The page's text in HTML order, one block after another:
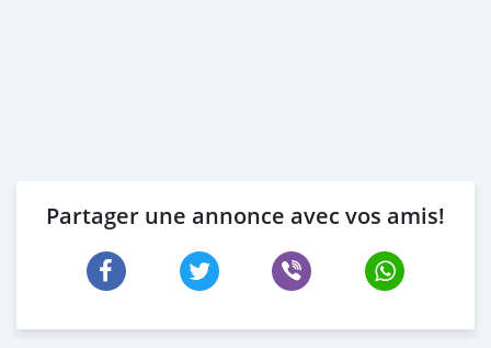
Partager une annonce avec vos amis!